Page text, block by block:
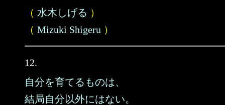
（ 水木しげる ）
（ Mizuki Shigeru ）
12.
自分を育てるものは、
結局自分以外にはない。